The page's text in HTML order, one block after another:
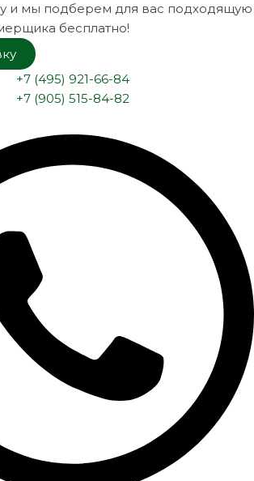
и мы подберем для вас подходящую
бесплатно!
+7 (495) 921-66-84
+7 (905) 515-84-82